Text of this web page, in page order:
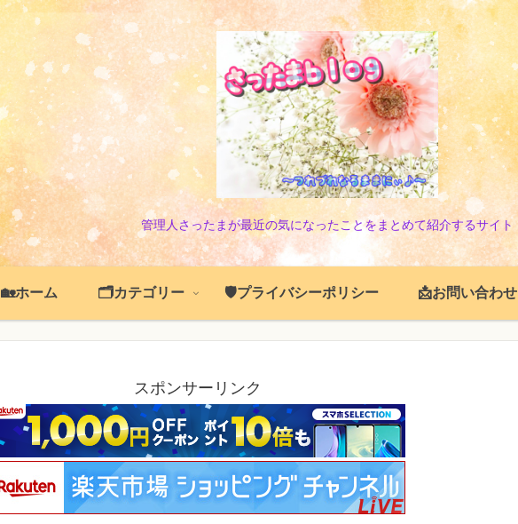
管理人さったまが最近の気になったことをまとめて紹介するサイト
🏡ホーム 🗂️カテゴリー 🛡️プライバシーポリシー 📩お問い合わせ
スポンサーリンク